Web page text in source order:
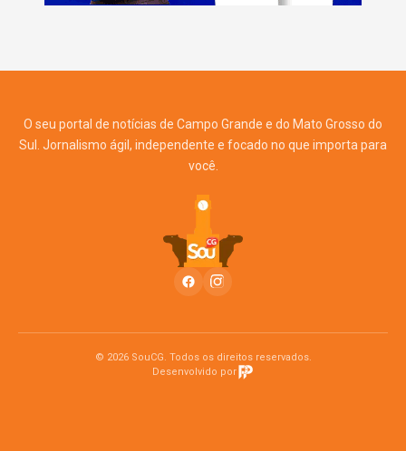
O seu portal de notícias de Campo Grande e do Mato Grosso do
Sul. Jornalismo ágil, independente e focado no que importa para
você.
© 2026 SouCG. Todos os direitos reservados.
Desenvolvido por